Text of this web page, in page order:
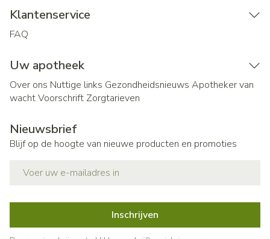
Klantenservice
FAQ
Uw apotheek
Over ons Nuttige links Gezondheidsnieuws Apotheker van
wachtVoorschrift Zorgtarieven
Nieuwsbrief
Blijf op de hoogte van nieuwe producten en promoties
Inschrijven